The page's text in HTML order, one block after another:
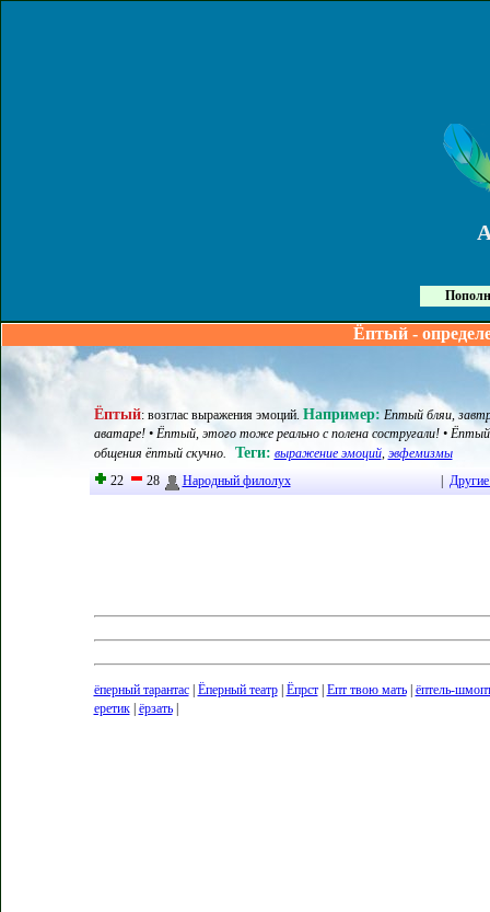
Ёптый -
Ёптый: возглас выражения эмоций. Например: Ептый бляи,
аватаре! • Ёптый, этого тоже реально с полена состругали! •
общения ёптый скучно.
Теги: выражение эмоций, эвфемизмы
22
28 Народный филолух
ёперный тарантас| Ёперный театр| Ёпрст| Епт твою мать| ёптель-
еретик| ёрзать|